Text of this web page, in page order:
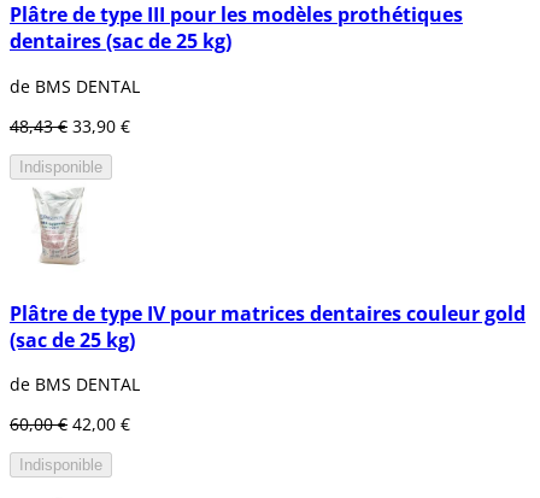
Plâtre de type III pour les modèles prothétiques
dentaires (sac de 25 kg)
de BMS DENTAL
48,43 € 33,90 €
Indisponible
Plâtre de type IV pour matrices dentaires couleur gold
(sac de 25 kg)
de BMS DENTAL
60,00 € 42,00 €
Indisponible